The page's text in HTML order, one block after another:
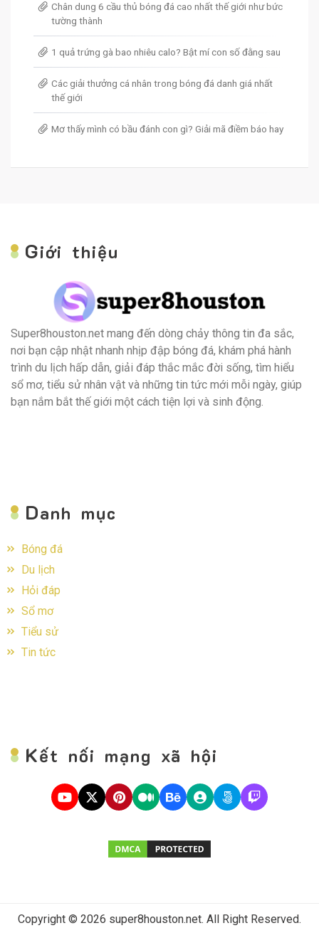
Chân dung 6 cầu thủ bóng đá cao nhất thế giới như bức
tường thành
1 quả trứng gà bao nhiêu calo? Bật mí con số đằng sau
Các giải thưởng cá nhân trong bóng đá danh giá nhất
thế giới
Mơ thấy mình có bầu đánh con gì? Giải mã điềm báo hay
Giới thiệu
Super8houston.net mang đến dòng chảy thông tin đa sắc,
nơi bạn cập nhật nhanh nhịp đập bóng đá, khám phá hành
trình du lịch hấp dẫn, giải đáp thắc mắc đời sống, tìm hiểu
sổ mơ, tiểu sử nhân vật và những tin tức mới mỗi ngày, giúp
bạn nắm bắt thế giới một cách tiện lợi và sinh động.
Danh mục
Bóng đá
Du lịch
Hỏi đáp
Sổ mơ
Tiểu sử
Tin tức
Kết nối mạng xã hội
Copyright © 2026 super8houston.net. All Right Reserved.